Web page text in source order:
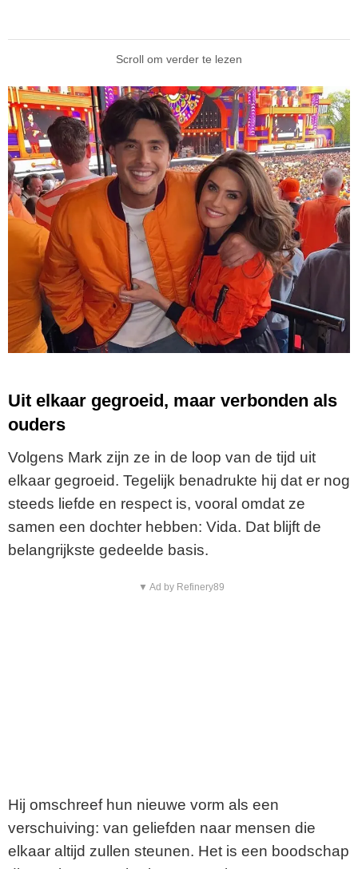
Scroll om verder te lezen
Uit elkaar gegroeid, maar verbonden als
ouders
Volgens Mark zijn ze in de loop van de tijd uit
elkaar gegroeid. Tegelijk benadrukte hij dat er nog
steeds liefde en respect is, vooral omdat ze
samen een dochter hebben: Vida. Dat blijft de
belangrijkste gedeelde basis.
▼ Ad by Refinery89
Hij omschreef hun nieuwe vorm als een
verschuiving: van geliefden naar mensen die
elkaar altijd zullen steunen. Het is een boodschap